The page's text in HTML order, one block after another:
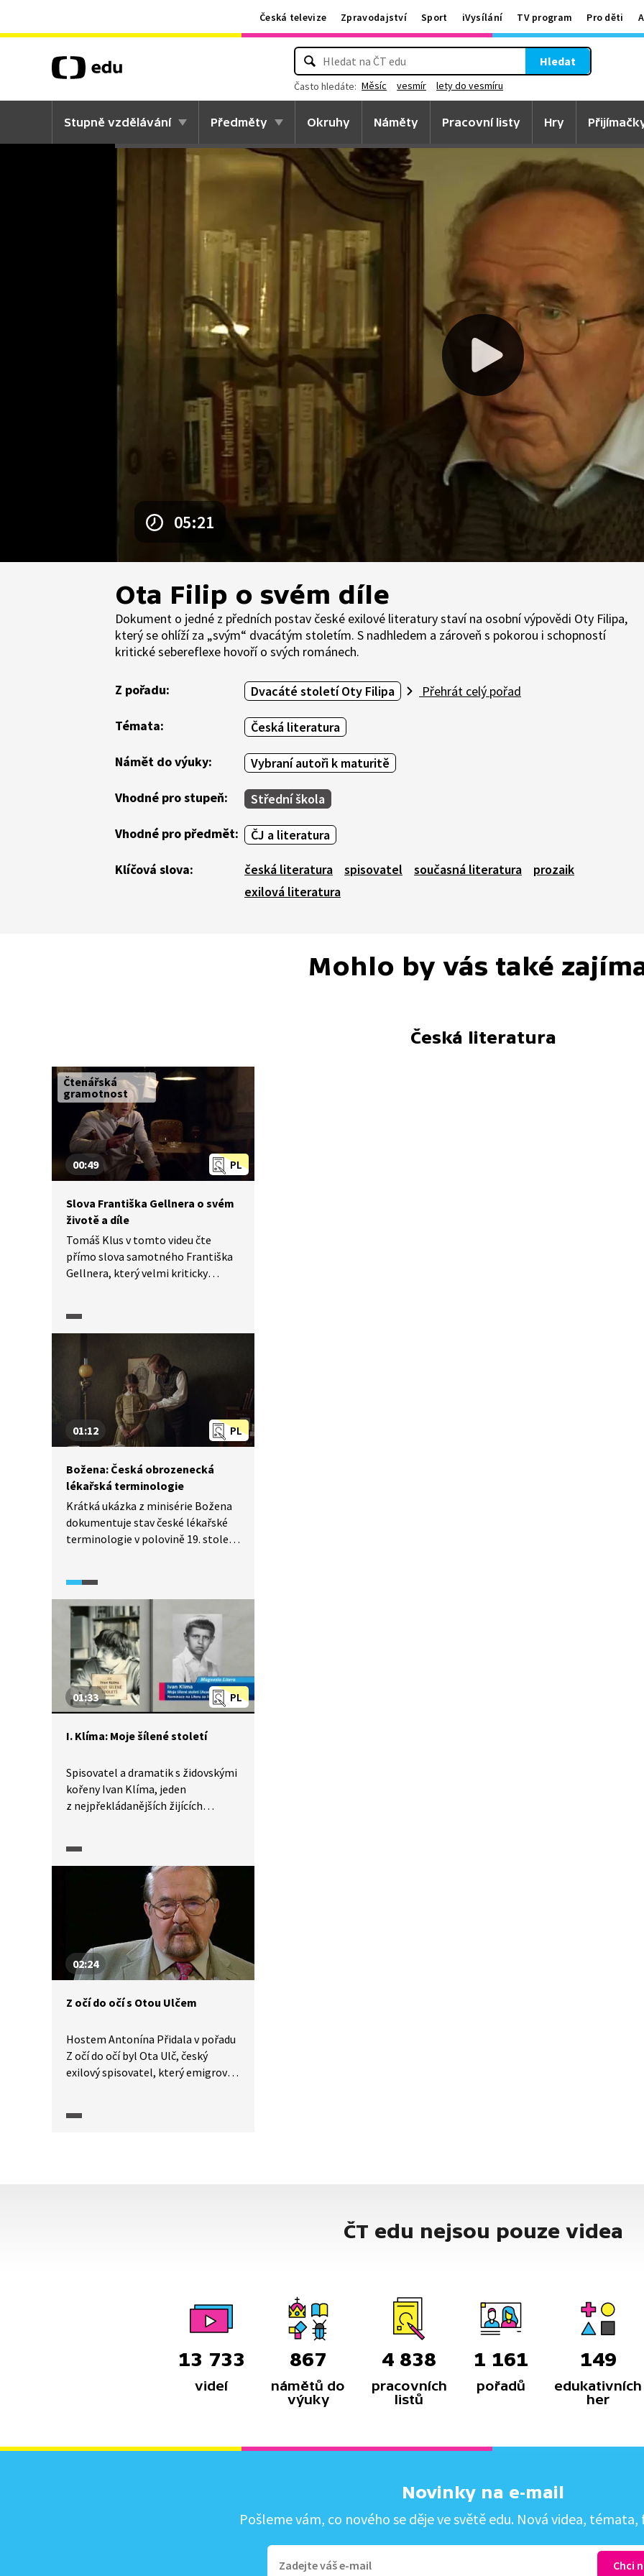
Česká televize Zpravodajství Sport iVysílání TV program Pro děti
Hledat
Často hledáte: Měsíc vesmír lety do vesmíru
Stupně vzdělávání Předměty Okruhy Náměty Pracovní listy Hry
05:21
Ota Filip o svém díle
Dokument o jedné z předních postav české exilové literatury staví na osobní výpovědi Oty Filipa,
který se ohlíží za „svým“ dvacátým stoletím. S nadhledem a zároveň s pokorou i schopností
kritické sebereflexe hovoří o svých románech.
Z pořadu: Dvacáté století Oty Filipa Přehrát celý pořad
Témata: Česká literatura
Námět do výuky: Vybraní autoři k maturitě
Vhodné pro stupeň: Střední škola
Vhodné pro předmět: ČJ a literatura
Klíčová slova: česká literatura spisovatel současná literatura
prozaik
exilová literatura
Mohlo by vás také
Česká literatura
Čtenářská
gramotnost
PL
00:49
Slova Františka Gellnera o svém
životě a díle
Tomáš Klus v tomto videu čte
přímo slova samotného Františka
Gellnera, který velmi kriticky
PL
01:12
Božena: Česká obrozenecká
lékařská terminologie
Krátká ukázka z minisérie Božena
dokumentuje stav české lékařské
terminologie v polovině 19. století,
pražské vlastenecké společnosti.
Boženu Němcovou jako českou
vlastenku vývoj jazyka samozřejmě
zajímal.
PL
01:33
I. Klíma: Moje šílené století
Spisovatel a dramatik s židovskými
kořeny Ivan Klíma, jeden
z nejpřekládanějších žijících
Magnesia Litera za paměti Moje
šílené století. Popisuje svůj život
ve dvacátém století, které nazval
stoletím "šíleným". Zakusil v něm
dvě diktatury, od dětství
za protektorátu až
do přelomového roku 1989,
a označil ho za úsek dějin, kterému
02:24
Z očí do očí s Otou Ulčem
Hostem Antonína Přidala v pořadu
Z očí do očí byl Ota Ulč, český
exilový spisovatel, který emigroval
politologii a poté přednášel
ČT edu nejsou pouze videa
13 733
videí
867
námětů do
výuky
4 838
pracovních
listů
1 161
pořadů
149
edukativních
her
Novinky na e-mail
Pošleme vám, co nového se děje ve světě edu. Nová videa, témata,